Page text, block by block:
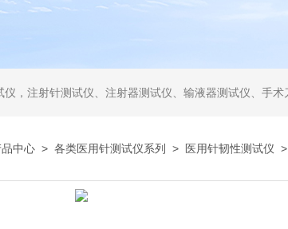
针测试仪、注射器测试仪、输液器测试仪、手术刀测试仪、缝合针线测试仪、导尿管测试仪
品中心 > 各类医用针测试仪系列 > 医用针韧性测试仪